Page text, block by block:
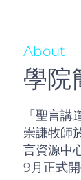
About
學院
「聖言
崇謙牧師
言資源中
9月正式開